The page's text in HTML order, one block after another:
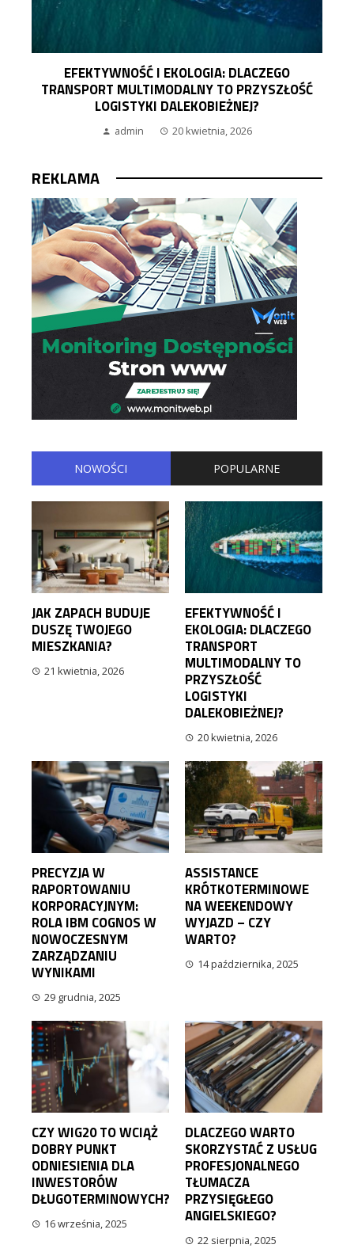
EFEKTYWNOŚĆ I EKOLOGIA: DLACZEGO
TRANSPORT MULTIMODALNY TO PRZYSZŁOŚĆ
LOGISTYKI DALEKOBIEŻNEJ?
admin 20 kwietnia, 2026
REKLAMA
NOWOŚCI POPULARNE
JAK ZAPACH BUDUJE
DUSZĘ TWOJEGO
MIESZKANIA?
21 kwietnia, 2026
EFEKTYWNOŚĆ I
EKOLOGIA: DLACZEGO
TRANSPORT
MULTIMODALNY TO
PRZYSZŁOŚĆ
LOGISTYKI
DALEKOBIEŻNEJ?
20 kwietnia, 2026
PRECYZJA W
RAPORTOWANIU
KORPORACYJNYM:
ROLA IBM COGNOS W
NOWOCZESNYM
ZARZĄDZANIU
WYNIKAMI
29 grudnia, 2025
ASSISTANCE
KRÓTKOTERMINOWE
NA WEEKENDOWY
WYJAZD – CZY
WARTO?
14 października, 2025
CZY WIG20 TO WCIĄŻ
DOBRY PUNKT
ODNIESIENIA DLA
INWESTORÓW
DŁUGOTERMINOWYCH?
16 września, 2025
DLACZEGO WARTO
SKORZYSTAĆ Z USŁUG
PROFESJONALNEGO
TŁUMACZA
PRZYSIĘGŁEGO
ANGIELSKIEGO?
22 sierpnia, 2025